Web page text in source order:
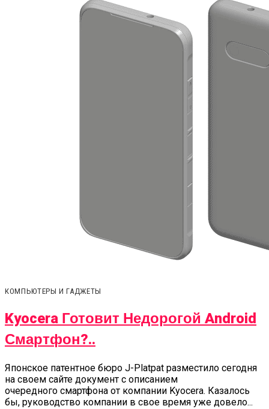
КОМПЬЮТЕРЫ И ГАДЖЕТЫ
Kyocera Готовит Недорогой Android
Смартфон?..
Японское патентное бюро J-Platpat разместило сегодня
на своем сайте документ с описанием
очередного смартфона от компании Kyocera. Казалось
бы, руководство компании в свое время уже довело...